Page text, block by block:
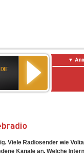
Viele Radiosender wie
Kanäle an. Welche